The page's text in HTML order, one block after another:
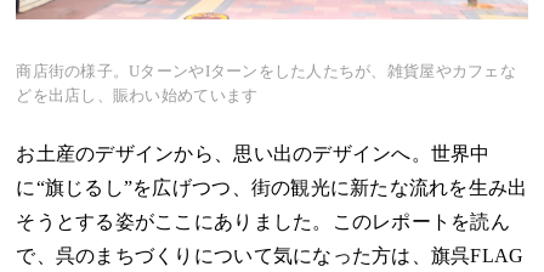
商店街の様子。UターンやIターンをした人たちが、雑貨屋やカフェな
どを出店し、賑わい始めています
お土産のデザインから、思い出のデザインへ。世界中
に“旗じるし”を広げつつ、街の観光に新たな流れを生み出
そうとする姿がここにありました。このレポートを読ん
で、呉のまちづくりについて気になった方は、旗呉FLAG